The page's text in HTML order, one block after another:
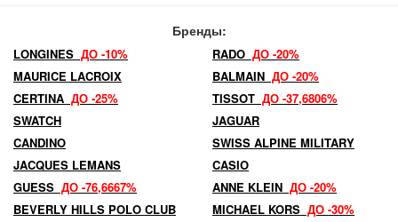
Бренды:
LONGINES ДО -10% RADO ДО -20%
MAURICE LACROIX
BALMAIN ДО -20%
CERTINA ДО -25% TISSOT ДО -37,6806%
SWATCH
JAGUAR
CANDINO
SWISS ALPINE MILITARY
JACQUES LEMANS
CASIO
GUESS ДО -76,6667% ANNE KLEIN ДО -20%
BEVERLY HILLS POLO CLUB
MICHAEL KORS ДО -30%